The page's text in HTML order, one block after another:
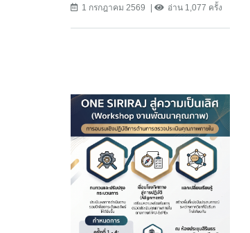
1 กรกฎาคม 2569 อ่าน 1,077 ครั้ง